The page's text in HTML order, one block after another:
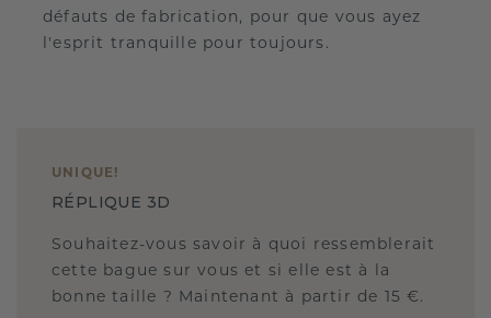
défauts de fabrication, pour que vous ayez
l'esprit tranquille pour toujours.
UNIQUE !
RÉPLIQUE 3D
Souhaitez-vous savoir à quoi ressemblerait
cette bague sur vous et si elle est à la
bonne taille ? Maintenant à partir de 15 €.